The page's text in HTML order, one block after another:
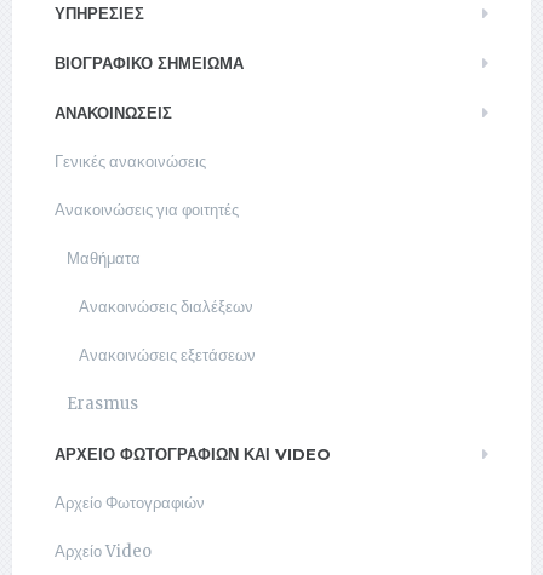
ΥΠΗΡΕΣΊΕΣ
ΒΙΟΓΡΑΦΙΚΌ ΣΗΜΕΊΩΜΑ
ΑΝΑΚΟΙΝΏΣΕΙΣ
Γενικές ανακοινώσεις
Ανακοινώσεις για φοιτητές
Μαθήματα
Ανακοινώσεις διαλέξεων
Ανακοινώσεις εξετάσεων
Erasmus
ΑΡΧΕΊΟ ΦΩΤΟΓΡΑΦΙΏΝ ΚΑΙ VIDEO
Αρχείο Φωτογραφιών
Αρχείο Video